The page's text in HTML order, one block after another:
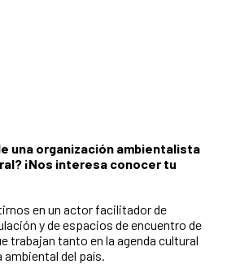
una organización ambientalista
¡Nos interesa conocer tu
en un actor facilitador de
y de espacios de encuentro de
trabajan tanto en la agenda cultural
ambiental del país.